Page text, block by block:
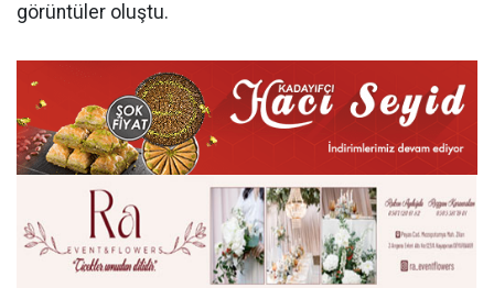
görüntüler oluştu.